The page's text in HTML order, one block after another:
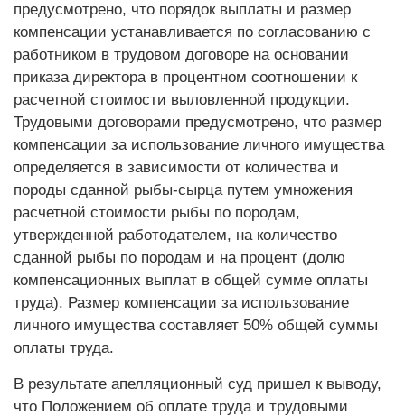
преду­смотрено, что порядок выплаты и размер
компенсации устанавливается по согласованию с
работником в трудовом договоре на основании
приказа директора в процентном соотношении к
расчетной стоимости выловленной продукции.
Трудовыми договорами предусмотрено, что размер
компенсации за использование личного имущества
определяется в зависимости от количества и
породы сданной рыбы-сырца путем умножения
расчетной стоимости рыбы по породам,
утвержденной работодателем, на количество
сданной рыбы по породам и на процент (долю
компенсационных выплат в общей сумме оплаты
труда). Размер компенсации за использование
личного имущества составляет 50% общей суммы
оплаты труда.
В результате апелляционный суд пришел к выводу,
что Положением об оплате труда и трудовыми